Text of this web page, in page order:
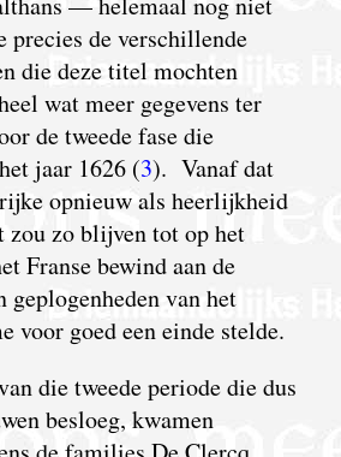
precies de verschillende
die deze titel mochten
wat meer gegevens ter
de tweede fase die
jaar 1626 (3). Vanaf dat
opnieuw als heerlijkheid
zou zo blijven tot op het
Franse bewind aan de
van het
voor goed een einde stelde.
die tweede periode die dus
besloeg, kwamen